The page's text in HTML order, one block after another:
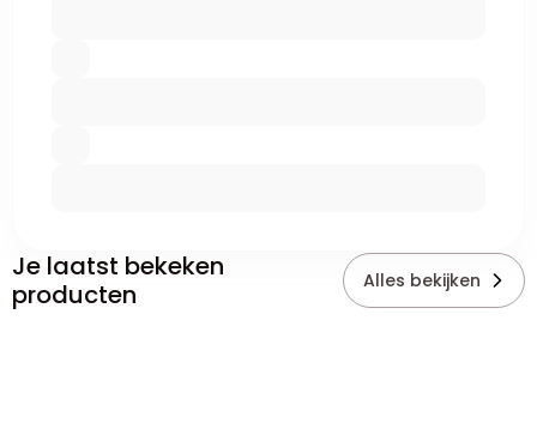
Je laatst bekeken
producten
Alles bekijken